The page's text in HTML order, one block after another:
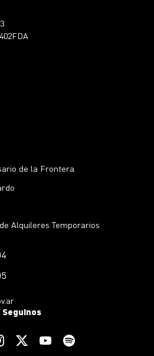
de la Frontera
Alquileres Temporarios
Seguinos